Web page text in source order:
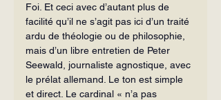
Foi. Et ceci avec d’autant plus de
facilité qu’il ne s’agit pas ici d’un traité
ardu de théologie ou de philosophie,
mais d’un libre entretien de Peter
Seewald, journaliste agnostique, avec
le prélat allemand. Le ton est simple
et direct. Le cardinal « n’a pas